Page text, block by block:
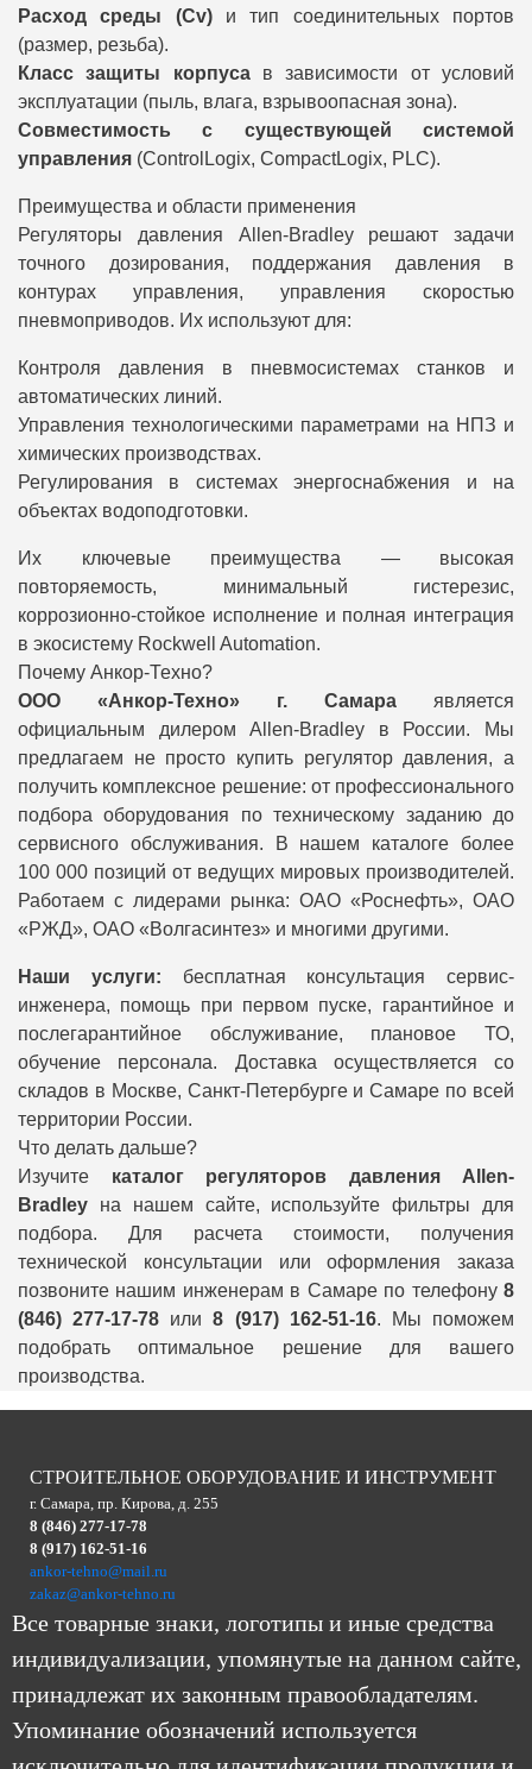
Расход среды (Cv)и тип соединительных портов
(размер, резьба).
Класс защиты корпусав зависимости от условий
эксплуатации (пыль, влага, взрывоопасная зона).
Совместимость с существующей системой
управления (ControlLogix, CompactLogix, PLC).
Преимущества и области применения
Регуляторы давления Allen-Bradley решают задачи
точного дозирования, поддержания давления в
контурах управления, управления скоростью
пневмоприводов. Их используют для:
Контроля давления в пневмосистемах станков и
автоматических линий.
Управления технологическими параметрами на НПЗ и
химических производствах.
Регулирования в системах энергоснабжения и на
объектах водоподготовки.
Их ключевые преимущества — высокая
повторяемость, минимальный гистерезис,
коррозионно-стойкое исполнение и полная интеграция
в экосистему Rockwell Automation.
Почему Анкор-Техно?
ООО «Анкор-Техно» г. Самара является
официальным дилером Allen-Bradley в России. Мы
предлагаем не просто купить регулятор давления, а
получить комплексное решение: от профессионального
подбора оборудования по техническому заданию до
сервисного обслуживания. В нашем каталоге более
100 000 позиций от ведущих мировых производителей.
Работаем с лидерами рынка: ОАО «Роснефть», ОАО
«РЖД», ОАО «Волгасинтез» и многими другими.
Наши услуги: бесплатная консультация сервис-
инженера, помощь при первом пуске, гарантийное и
послегарантийное обслуживание, плановое ТО,
обучение персонала. Доставка осуществляется со
складов в Москве, Санкт-Петербурге и Самаре по всей
территории России.
Что делать дальше?
Изучите каталог регуляторов давления Allen-
Bradley на нашем сайте, используйте фильтры для
подбора. Для расчета стоимости, получения
технической консультации или оформления заказа
позвоните нашим инженерам в Самаре по телефону 8
(846) 277-17-78 или8 (917) 162-51-16. Мы поможем
подобрать оптимальное решение для вашего
производства.
СТРОИТЕЛЬНОЕ ОБОРУДОВАНИЕ И ИНСТРУМЕНТ
г. Самара, пр. Кирова, д. 255
8 (846) 277-17-78
8 (917) 162-51-16
ankor-tehno@mail.ru
zakaz@ankor-tehno.ru
Все товарные знаки, логотипы и иные средства
индивидуализации, упомянутые на данном сайте,
принадлежат их законным правообладателям.
Упоминание обозначений используется